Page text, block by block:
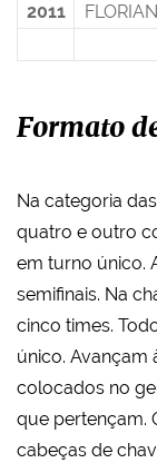
2011
Formato
Na categoria
quatro e outro
em turno único.
semifinais. Na
cinco times.
único. Avançam
colocados no
que pertençam.
cabeças de